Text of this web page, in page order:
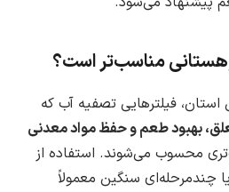
مناسب‌تر است؟
فیلترهایی تصفیه آب که
بهبود طعم و حفظ مواد معدنی
محسوب می‌شوند. استفاده از
چندمرحله‌ای سنگین معمولاً